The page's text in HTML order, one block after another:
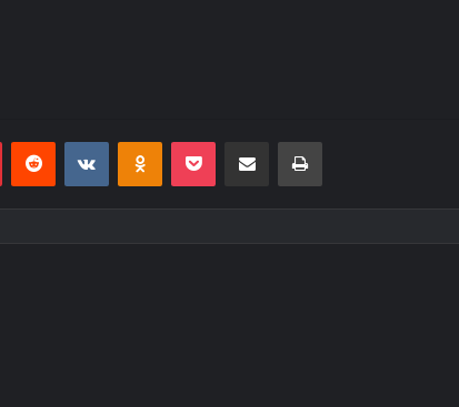
PinterestReddit VKontakteOdnoklassniki
Pocket E-Posta ile paylaş Yazdır